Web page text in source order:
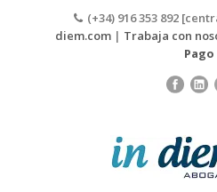
(+34) 916 353 892
diem.com| Trabaja con
Pago